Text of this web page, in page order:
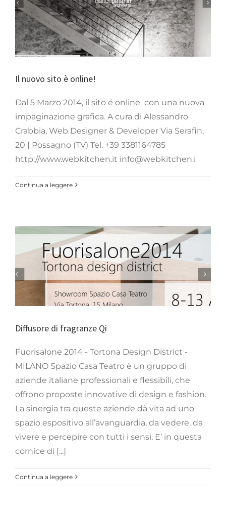
Appunti
Il nuovo sito è online!
Dal 5 Marzo 2014, il sito é online con una nuova
impaginazione grafica. A cura di Alessandro
Crabbia, Web Designer & Developer Via Serafin,
20 | Possagno (TV) Tel. +39 3381164785
http://www.webkitchen.it info@webkitchen.i
Continua a leggere
Diffusore di fragranze
Qi
Appunti
Diffusore di fragranze Qi
Fuorisalone 2014 - Tortona Design District -
MILANO Spazio Casa Teatro è un gruppo di
aziende italiane professionali e flessibili, che
offrono proposte innovative di design e fashion.
La sinergia tra queste aziende dà vita ad uno
spazio espositivo all’avanguardia, da vedere, da
vivere e percepire con tutti i sensi. E’ in questa
cornice di [...]
Continua a leggere